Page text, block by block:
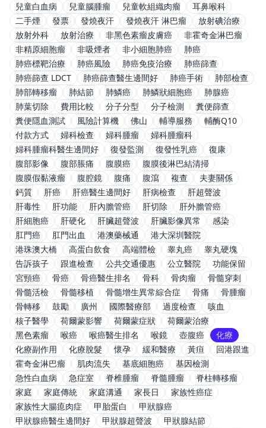
兒童白血病
兒童腦腫瘤 兒童軟組織肉瘤
耳鼻喉科
二手煙
發票 發燒夜汗 發燒夜汗 淋巴瘤
放射碘治療
放射外科
放射治療 非黑色素瘤皮膚癌
非霍奇金淋巴瘤
非精原細胞瘤
非吸煙者 非小細胞肺癌
肺癌
肺癌標靶治療
肺癌風險 肺癌免疫治療
肺癌篩查
肺癌篩查 LDCT
肺癌篩查醫生邊間好 肺癌手術
肺部檢查
肺部轉移瘤
肺結節 肺鱗癌 肺鱗狀細胞癌
肺腺癌
肺葉切除
費用比較 分子分型 分子檢測
糞便篩查
糞便隱血測試
風險計算機 佛山 輔導服務
輔酶Q10
付款方式
婦科檢查 婦科腫瘤
婦科腫瘤科
婦科腫瘤科醫生邊間好
復發監測 復發性乳癌
復康
腹部影像
腹部脹痛 腹膜癌
腹膜後淋巴結清掃
腹膜假黏液瘤
腹腔鏡 腹痛 腹瀉 複查
夫妻關係
鈣質
肝癌 肝癌醫生邊間好 肝病檢查
肝超聲波
肝毒性
肝功能 肝內膽管癌 肝切除
肝外膽管癌
肝細胞癌
肝硬化 肝臟超聲波 肝臟影像異常
感染
肛門癌
肛門出血 港澳藥械通
港大深圳醫院
港珠澳大橋
高蛋白飲食 高端體檢 睾丸癌
睾丸硬塊
告訴孩子
跟進檢查 公共交通優惠 公立醫院
功能保留
宮頸癌
骨癌 骨癌醫生排名 骨科 骨肉瘤
骨髓穿刺
骨髓活檢
骨髓移植 骨髓增生異常綜合症 骨痛
骨腫瘤
骨轉移
鼓勵 廣州 國際醫療部 過度檢查
咳血
核子醫學
荷爾蒙影響 荷爾蒙症狀
荷爾蒙治療
黑色素瘤
喉癌 喉癌醫生排名 喉鏡 壺腹癌
化療
化療副作用
化療脫髮 懷孕 緩和醫療 黃疸
回港跟進
霍奇金淋巴瘤
肌肉流失 基底細胞癌
基因檢測
急性白血病
急症室 脊椎腫瘤 脊髓腫瘤
脊柱轉移瘤
家庭
家庭傳統 家庭溝通 家長日
家族性癌症
家族性大腸瘜肉症
甲胎蛋白
甲狀腺癌
甲狀腺癌醫生邊間好
甲狀腺超聲波
甲狀腺結節